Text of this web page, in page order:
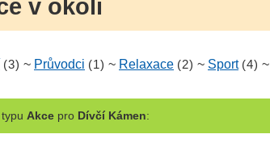
v okolí
(3) ~ Průvodci (1) ~ Relaxace (2) ~ Sport (4) ~
typu Akcepro Dívčí Kámen: